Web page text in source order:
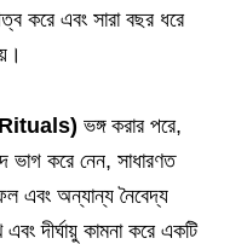
করে এবং সারা বছর ধরে
ভঙ্গ করার পরে,
ভাগ করে নেন, সাধারণত
ফল এবং অন্যান্য নৈবেদ্য
দীর্ঘায়ু কামনা করে একটি